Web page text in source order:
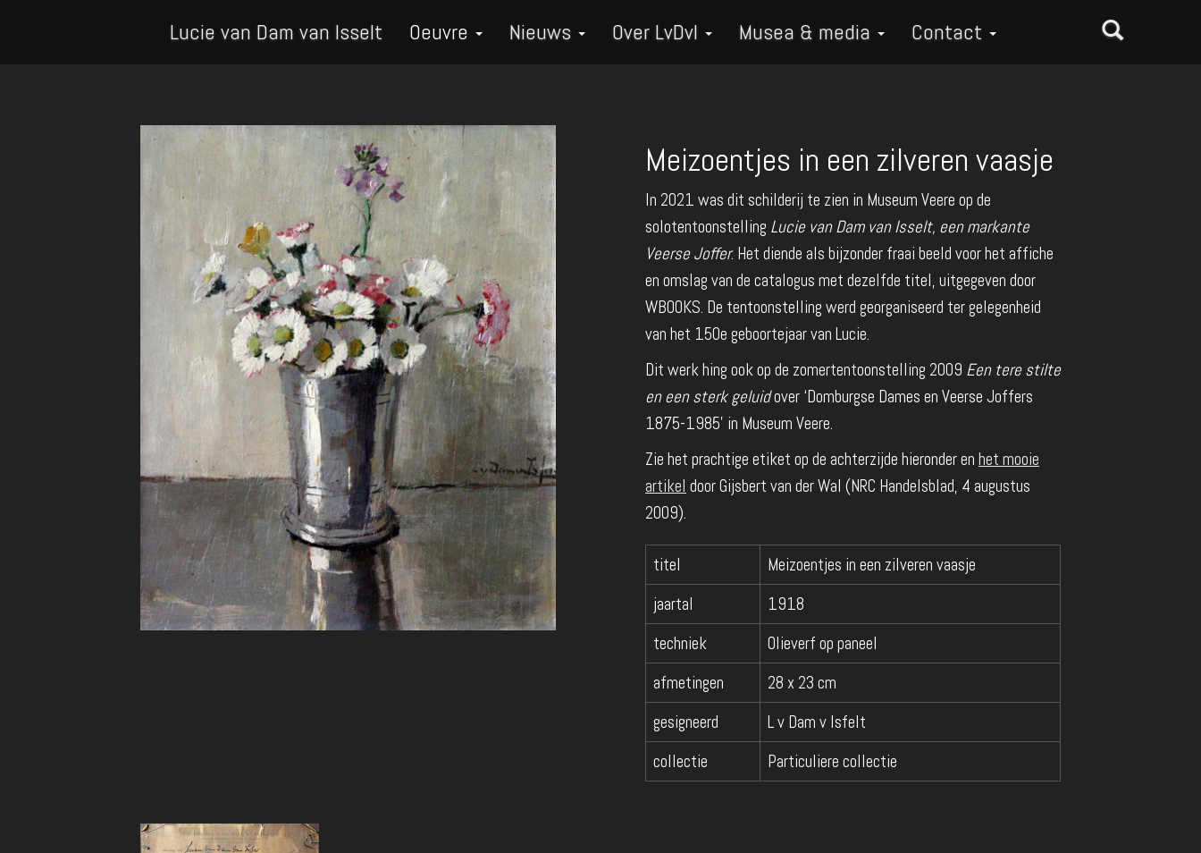
Lucie van Dam van Isselt Oeuvre Nieuws Over LvDvI Musea & media Contact
Meizoentjes in een zilveren vaasje
In 2021 was dit schilderij te zien in Museum Veere op de
solotentoonstelling Lucie van Dam van Isselt, een markante
Veerse Joffer. Het diende als bijzonder fraai beeld voor het affiche
en omslag van de catalogus met dezelfde titel, uitgegeven door
WBOOKS. De tentoonstelling werd georganiseerd ter gelegenheid
van het 150e geboortejaar van Lucie.
Dit werk hing ook op de zomertentoonstelling 2009 Een tere stilte
en een sterk geluidover ‘Domburgse Dames en Veerse Joffers
1875-1985’ in Museum Veere.
Zie het prachtige etiket op de achterzijde hieronder en het mooie
artikel door Gijsbert van der Wal (NRC Handelsblad, 4 augustus
2009).
titel
Meizoentjes in een zilveren vaasje
jaartal
1918
techniek
Olieverf op paneel
afmetingen
28 x 23 cm
gesigneerd
L v Dam v Isfelt
collectie
Particuliere collectie